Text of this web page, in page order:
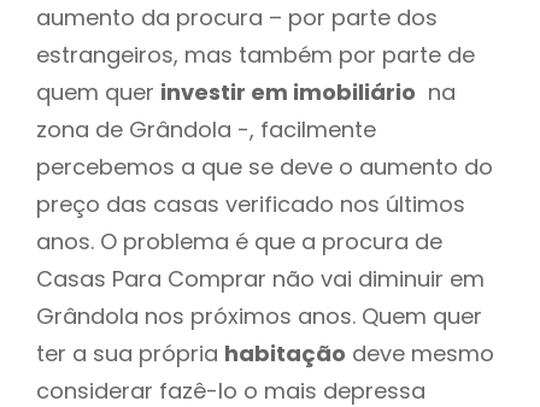
aumento da procura – por parte dos
estrangeiros, mas também por parte de
quem quer investir em imobiliário na
zona de Grândola -, facilmente
percebemos a que se deve o aumento do
preço das casas verificado nos últimos
anos. O problema é que a procura de
Casas Para Comprar não vai diminuir em
Grândola nos próximos anos. Quem quer
ter a sua própria habitação deve mesmo
considerar fazê-lo o mais depressa